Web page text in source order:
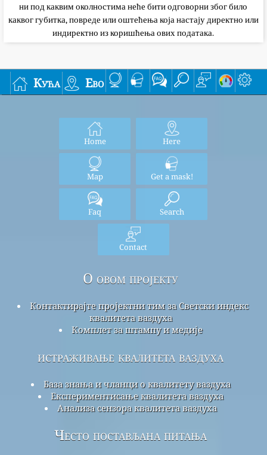
ни под каквим околностима неће бити одговорни због било
каквог губитка, повреде или оштећења која настају директно или
индиректно из коришћења ових података.
Кућа Ево
Home Here
Map Get a mask!
Faq Search
Contact
О овом пројекту
Контактирајте пројектни тим за Светски индекс
квалитета ваздуха
Комплет за штампу и медије
истраживање квалитета ваздуха
База знања и чланци о квалитету ваздуха
Експериментисање квалитета ваздуха
Анализа сензора квалитета ваздуха
Често постављана питања